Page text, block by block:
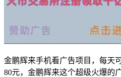
金鹏辉来手机看广告项目，每天
80元，金鹏辉来这个超级火爆的